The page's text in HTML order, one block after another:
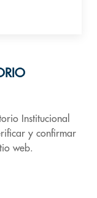
Institucional
y confirmar
web.